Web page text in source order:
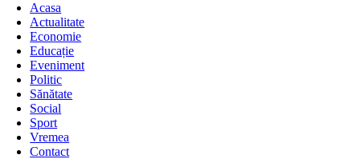
Acasa
Actualitate
Economie
Educație
Eveniment
Politic
Sănătate
Social
Sport
Vremea
Contact